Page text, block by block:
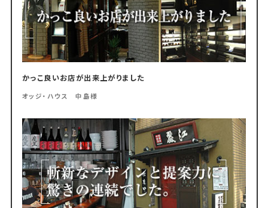
かっこ良いお店が出来上がりました
オッジ・ハウス 中島様